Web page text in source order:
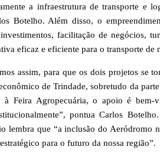
a infraestrutura de transporte e
Botelho. Além disso, o
facilitação de negócios,
eficaz e eficiente para o transporte de
assim, para que os dois projetos se
de Trindade, sobretudo da
à Feira Agropecuária, o apoio é bem-
pontua Carlos
lembra que “a inclusão do Aeródromo
para o futuro da nossa região”.